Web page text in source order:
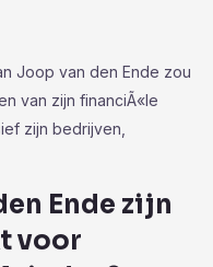
Joop van den Ende zou
van zijn financiÃ«le
zijn bedrijven,
Ende zijn
voor